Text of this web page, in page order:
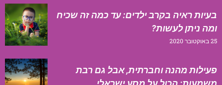
בעיות ראיה בקרב ילדים: עד כמה זה שכיח
ומה ניתן לעשות?
25 באוקטובר 2020
פעילות מהנה וחברתית, אבל גם רבת